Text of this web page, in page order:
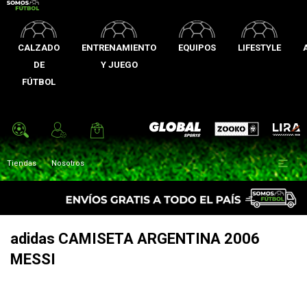
CALZADO
DE
FÚTBOL
ENTRENAMIENTO
Y JUEGO
EQUIPOS LIFESTYLE
Global Sports Zooko Lira
Tiendas Nosotros 
adidas CAMISETA ARGENTINA 2006
MESSI